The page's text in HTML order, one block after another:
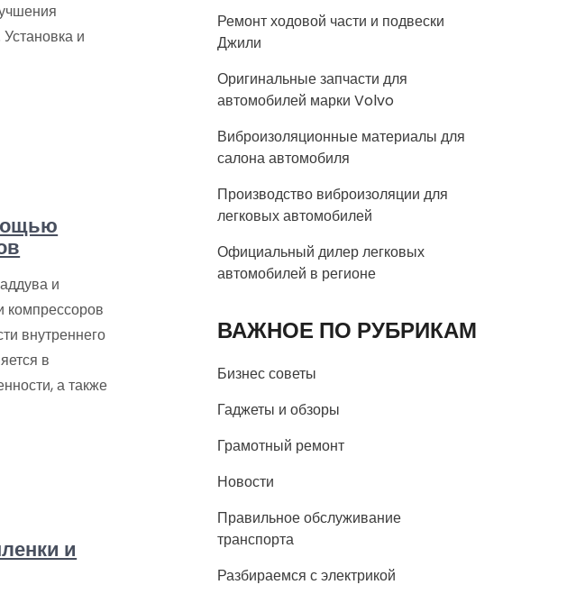
и
и
компрессоров
внутреннего
в
а также
и
Ремонт ходовой части и подвески
Джили
Оригинальные запчасти для
автомобилей марки Volvo
Виброизоляционные материалы для
салона автомобиля
Производство виброизоляции для
легковых автомобилей
Официальный дилер легковых
автомобилей в регионе
ВАЖНОЕ ПО РУБРИКАМ
Бизнес советы
Гаджеты и обзоры
Грамотный ремонт
Новости
Правильное обслуживание
транспорта
Разбираемся с электрикой